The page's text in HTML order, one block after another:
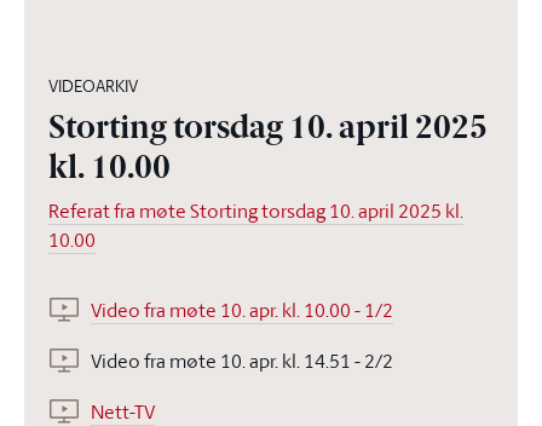
VIDEOARKIV
Storting torsdag 10. april 2025
kl. 10.00
Referat fra møte Storting torsdag 10. april 2025 kl.
10.00
Video fra møte 10. apr. kl. 10.00 - 1/2
Video fra møte 10. apr. kl. 14.51 - 2/2
Nett-TV